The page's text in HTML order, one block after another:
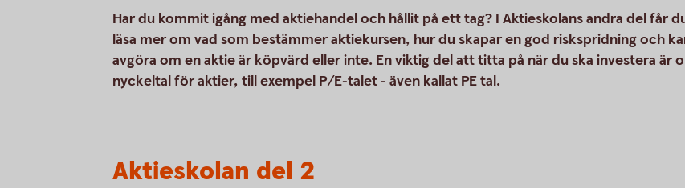
Har du kommit igång med aktiehandel och hållit på ett tag? I Aktieskolans andra del får
läsa mer om vad som bestämmer aktiekursen, hur du skapar en god riskspridning och
avgöra om en aktie är köpvärd eller inte. En viktig del att titta på när du ska investera är
nyckeltal för aktier, till exempel P/E-talet - även kallat PE tal.
Aktieskolan del 2